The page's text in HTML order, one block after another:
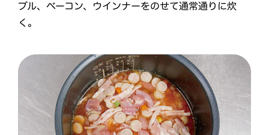
ブル、ベーコン、ウインナーをのせて通常通りに炊
く。